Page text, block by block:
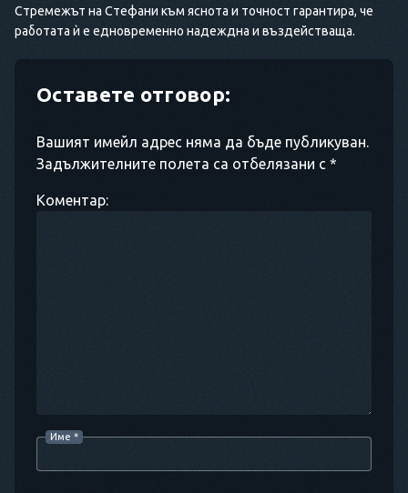
Стремежът на Стефани към яснота и точност гарантира, че
работата ѝ е едновременно надеждна и въздействаща.
Оставете отговор:
Вашият имейл адрес няма да бъде публикуван.
Задължителните полета са отбелязани с *
Коментар:
Име *